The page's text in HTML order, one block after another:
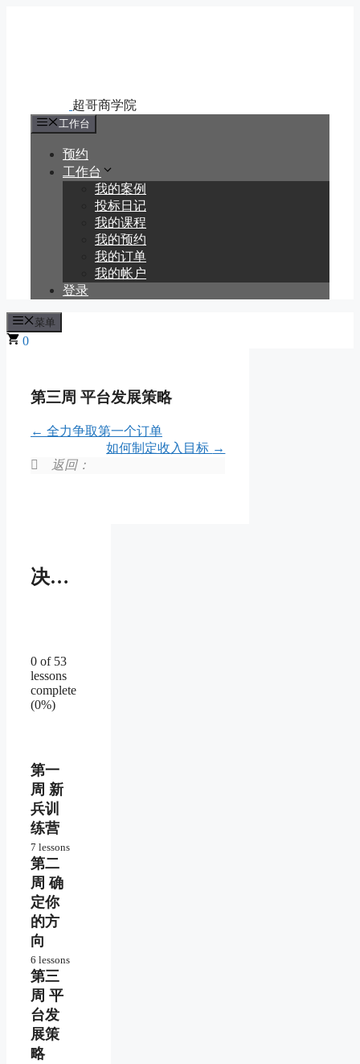
工作台
预约
工作台
我的案例
投标日记
我的课程
我的预约
我的订单
我的帐户
登录
菜单
0
第三周 平台发展策略
全力争取第一个订单
如何制定收入目标
返回：
决胜国际自由职业平台
0 of 53
lessons
complete
(0%)
第一
周 新
兵训
练营
有效
学习
本课
程
的跨
境创
业故
事
跨境
7 lessons
第二
周 确
定你
的方
向
中国
机会
和全
球机
会
6 lessons
第三
周 平
台发
展策
略